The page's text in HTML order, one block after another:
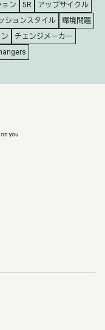
ン 5R
アップサイクル
ションスタイル
環境問題
チェンジメーカー